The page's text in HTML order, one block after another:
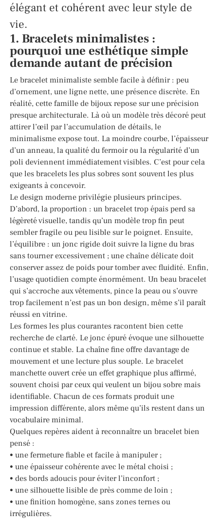
élégant et cohérent avec leur style de
vie.
1. Bracelets minimalistes :
pourquoi une esthétique simple
demande autant de précision
Le bracelet minimaliste semble facile à définir : peu
d’ornement, une ligne nette, une présence discrète. En
réalité, cette famille de bijoux repose sur une précision
presque architecturale. Là où un modèle très décoré peut
attirer l’œil par l’accumulation de détails, le
minimalisme expose tout. La moindre courbe, l’épaisseur
d’un anneau, la qualité du fermoir ou la régularité d’un
poli deviennent immédiatement visibles. C’est pour cela
que les bracelets les plus sobres sont souvent les plus
exigeants à concevoir.
Le design moderne privilégie plusieurs principes.
D’abord, la proportion : un bracelet trop épais perd sa
légèreté visuelle, tandis qu’un modèle trop fin peut
sembler fragile ou peu lisible sur le poignet. Ensuite,
l’équilibre : un jonc rigide doit suivre la ligne du bras
sans tourner excessivement ; une chaîne délicate doit
conserver assez de poids pour tomber avec fluidité. Enfin,
l’usage quotidien compte énormément. Un beau bracelet
qui s’accroche aux vêtements, pince la peau ou s’ouvre
trop facilement n’est pas un bon design, même s’il paraît
réussi en vitrine.
Les formes les plus courantes racontent bien cette
recherche de clarté. Le jonc épuré évoque une silhouette
continue et stable. La chaîne fine offre davantage de
mouvement et une lecture plus souple. Le bracelet
manchette ouvert crée un effet graphique plus affirmé,
souvent choisi par ceux qui veulent un bijou sobre mais
identifiable. Chacun de ces formats produit une
impression différente, alors même qu’ils restent dans un
vocabulaire minimal.
Quelques repères aident à reconnaître un bracelet bien
pensé :
• une fermeture fiable et facile à manipuler ;
• une épaisseur cohérente avec le métal choisi ;
• des bords adoucis pour éviter l’inconfort ;
• une silhouette lisible de près comme de loin ;
• une finition homogène, sans zones ternes ou
irrégulières.